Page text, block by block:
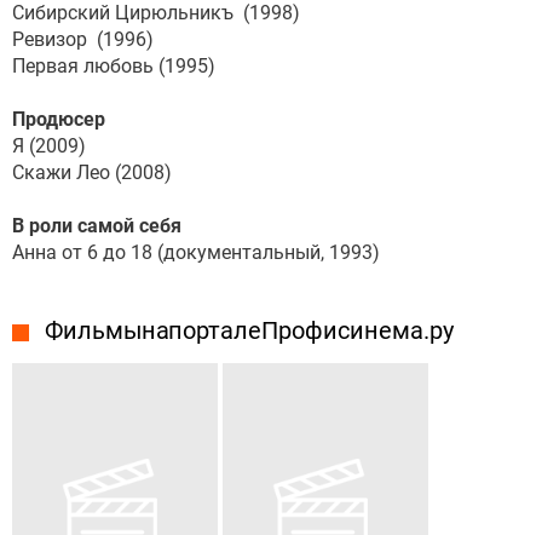
Сибирский Цирюльникъ (1998)
Ревизор (1996)
Первая любовь (1995)
Продюсер
Я (2009)
Скажи Лео (2008)
В роли самой себя
Анна от 6 до 18 (документальный, 1993)
Фильмы на портале Профисинема.ру